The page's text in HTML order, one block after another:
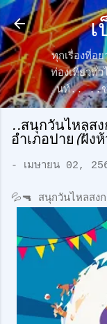
ทุกเรื่องที่อ
ท่องเที่ยวทั่
นท์.. ..ขอ
..สนุกวันไหลส
อำเภอปาย(ฝั่ง
- เมษายน 02,
💦🔫 สนุกวันไหลสง